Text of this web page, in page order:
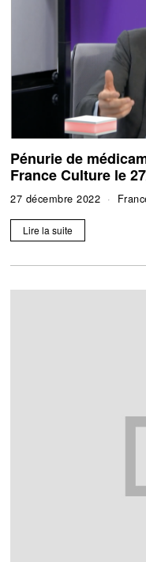
Pénurie de
France Culture le
27 décembre 2022
Lire la suite